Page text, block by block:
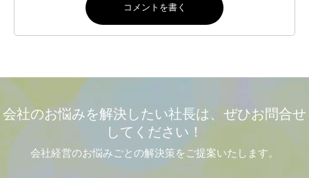
会社のお悩みを解決したい社長は、ぜひお問合せ
してください！
会社経営のお悩みごとの解決策をご提案いたします。